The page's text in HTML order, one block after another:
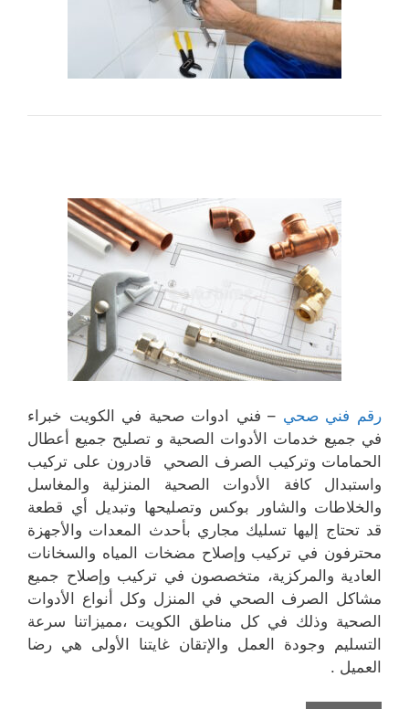
رقم فني صحي – فني ادوات صحية في الكويت خبراء
في جميع خدمات الأدوات الصحية و تصليح جميع أعطال
الحمامات وتركيب الصرف الصحي قادرون على تركيب
واستبدال كافة الأدوات الصحية المنزلية والمغاسل
والخلاطات والشاور بوكس وتصليحها وتبديل أي قطعة
قد تحتاج إليها تسليك مجاري بأحدث المعدات والأجهزة
محترفون في تركيب وإصلاح مضخات المياه والسخانات
العادية والمركزية، متخصصون في تركيب وإصلاح جميع
مشاكل الصرف الصحي في المنزل وكل أنواع الأدوات
الصحية وذلك في كل مناطق الكويت ،مميزاتنا سرعة
التسليم وجودة العمل والإتقان غايتنا الأولى هي رضا
العميل .